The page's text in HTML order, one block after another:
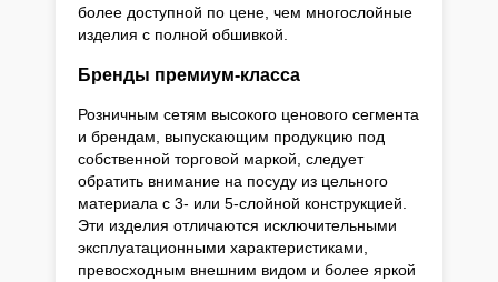
более доступной по цене, чем многослойные
изделия с полной обшивкой.
Бренды премиум-класса
Розничным сетям высокого ценового сегмента
и брендам, выпускающим продукцию под
собственной торговой маркой, следует
обратить внимание на посуду из цельного
материала с 3- или 5-слойной конструкцией.
Эти изделия отличаются исключительными
эксплуатационными характеристиками,
превосходным внешним видом и более яркой